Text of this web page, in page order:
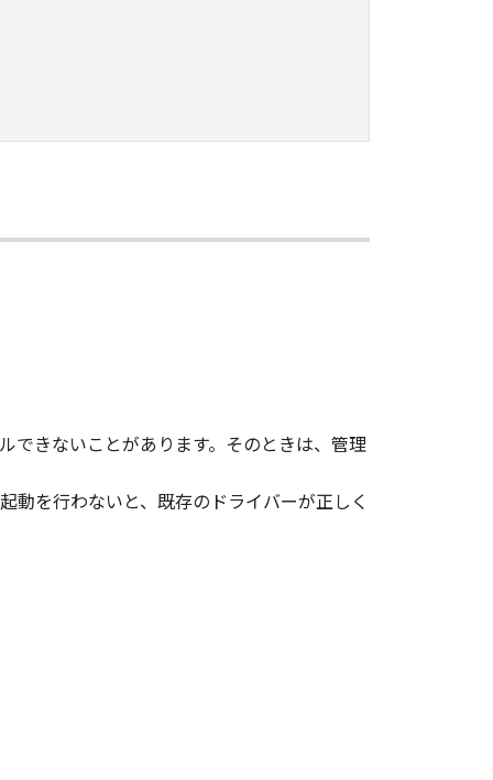
。お客様は、また「指定機器」に
フトウェア」を使用させることが
権も、明示たると黙示たるとを問
他リバースエンジニアリング等
し、除去しもしくは削除してはな
ーに帰属します。
」の全部または一部を、直接また
ンサーは、お客様による「本ソフ
いはサポートを行うことについ
できないことがあります。そのときは、管理
動を行わないと、既存のドライバーが正しく